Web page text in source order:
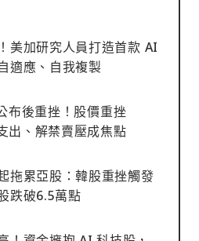
美加研究人員打造首款 AI
適應、自我複製
布後重挫！股價重挫
出、解禁賣壓成焦點
拖累亞股：韓股重挫觸發
跌破6.5萬點